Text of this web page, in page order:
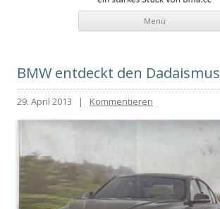
texten.at
textspezialisten – Ein starkes Stück von bma.cc
Menü
BMW entdeckt den Dadaismus
29. April 2013 | Kommentieren